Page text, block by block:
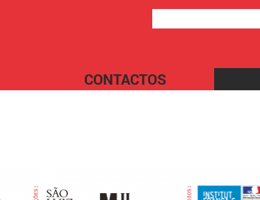
CONTACTOS